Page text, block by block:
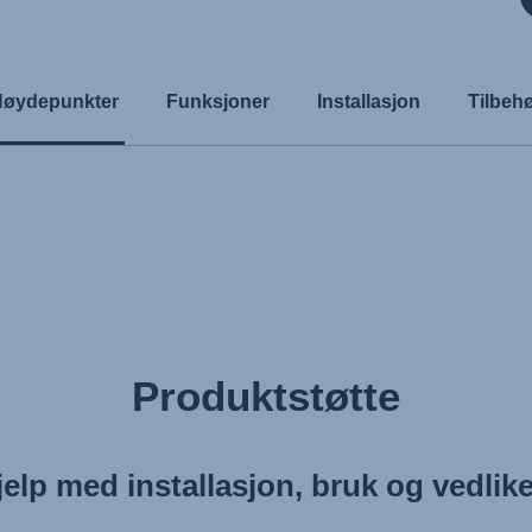
Funksjoner Installasjon
Produktstøtte
med installasjon, bruk og